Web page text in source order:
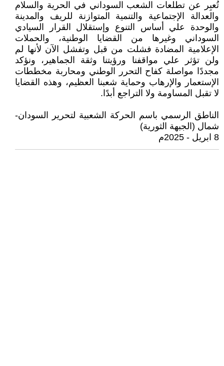
تُعبِر عن تطلعات الشعب السوداني في الحرية والسلام
والعدالة الإجتماعية والتنمية المتوازنة للريف والمدينة
والوحدة علي أساس التنوع وإستقلال القرار السيادي
السوداني وغيرها من القضايا الوطنية، والحملات
الإعلامية المضادة فشلت من قبل وتفشل الآن لأنها لم
ولن تؤثر علي مواقفنا ورؤيتنا وثقة الجماهير، ونؤكد
مجددًا مواصلة كفاح التحرر الوطني ومحاربة مخططات
الإستعمار والإرهاب وحماية شعبنا العظيم، وهذه القضايا
لا تقبل المساومة ولا التراجع أبدًا.
الناطق الرسمي باسم الحركة الشعبية لتحرير السودان-
شمال (الجبهة الثورية)
8 ابريل - 2025م